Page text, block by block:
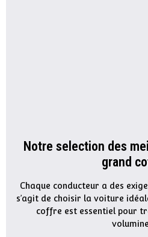
Notre selection des
grand
Chaque conducteur a des
s’agit de choisir la voiture
coffre est essentiel pour